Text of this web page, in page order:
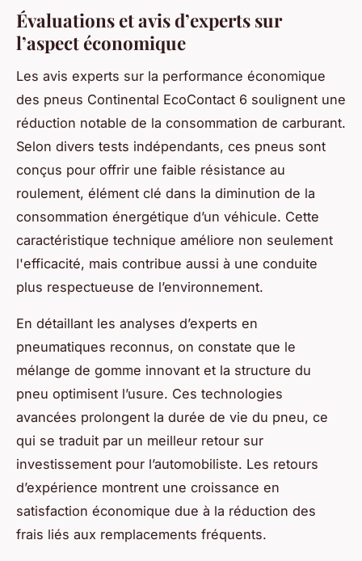
Évaluations et avis d’experts sur
l’aspect économique
Les avis experts sur la performance économique
des pneus Continental EcoContact 6 soulignent une
réduction notable de la consommation de carburant.
Selon divers tests indépendants, ces pneus sont
conçus pour offrir une faible résistance au
roulement, élément clé dans la diminution de la
consommation énergétique d’un véhicule. Cette
caractéristique technique améliore non seulement
l'efficacité, mais contribue aussi à une conduite
plus respectueuse de l’environnement.
En détaillant les analyses d’experts en
pneumatiques reconnus, on constate que le
mélange de gomme innovant et la structure du
pneu optimisent l’usure. Ces technologies
avancées prolongent la durée de vie du pneu, ce
qui se traduit par un meilleur retour sur
investissement pour l’automobiliste. Les retours
d’expérience montrent une croissance en
satisfaction économique due à la réduction des
frais liés aux remplacements fréquents.